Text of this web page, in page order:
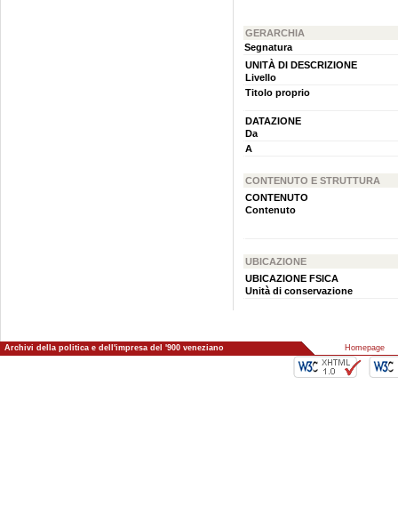
GERARCHIA
Segnatura
UNITÀ DI DESCRIZIONE
Livello
Titolo proprio
DATAZIONE
Da
A
CONTENUTO E STRUTTURA
CONTENUTO
Contenuto
UBICAZIONE
UBICAZIONE FSICA
Unità di conservazione
Archivi della politica e dell'impresa del '900 veneziano Homepage